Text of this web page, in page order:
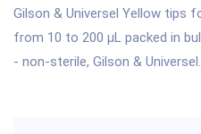
Gilson & Universel Yellow tips
from 10 to 200 µL packed in
- non-sterile, Gilson & Universel.